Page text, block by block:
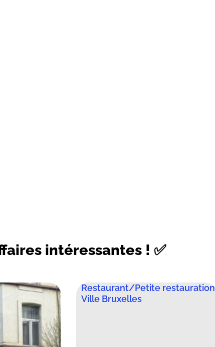
intéressantes ! ✅
Restaurant/Petite restauration
Ville Bruxelles